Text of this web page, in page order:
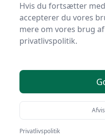
Lister
Apparathjul
Bedste
markedet - 0
HandyGuiden er stedet
samlet 0 top-produkter,
bedste.
Hvis du fortsætter
accepterer du vores
mere om vores brug
privatlivspolitik.
Privatlivspolitik